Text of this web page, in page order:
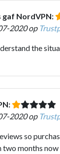
gaf NordVPN:
2020 op
the
2020 op
so
two months